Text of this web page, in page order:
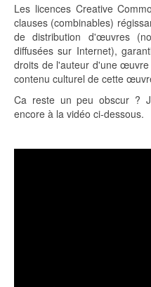
Les licences Creative
clauses (combinables)
de distribution d'œuvres
diffusées sur Internet),
droits de l'auteur d'une
contenu culturel de cette
Ca reste un peu obscur ?
encore à la vidéo ci-dessous.